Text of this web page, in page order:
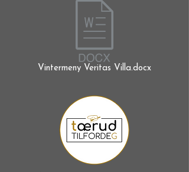
Vintermeny Veritas Villa.docx